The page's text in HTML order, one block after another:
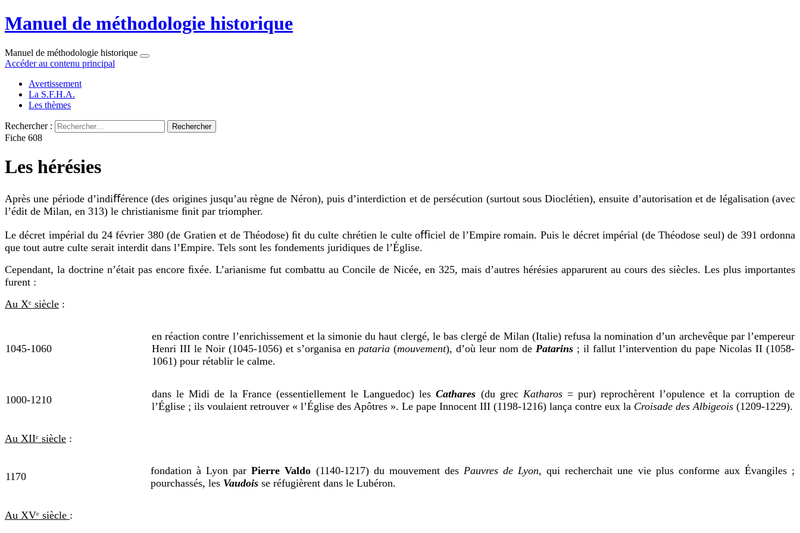
Manuel de méthodologie historique
Manuel de méthodologie historique
Accéder au contenu principal
Avertissement
La S.F.H.A.
Les thèmes
Rechercher :
Fiche 608
Les hérésies
Après une période d’indiﬀérence (des origines jusqu’au règne de Néron), puis d’interdiction et de persécution (surtout sous Dioclétien), ensuite d’autorisation et de légalisation (avec
l’édit de Milan, en 313) le christianisme ﬁnit par triompher.
Le décret impérial du 24 février 380 (de Gratien et de Théodose) ﬁt du culte chrétien le culte oﬃciel de l’Empire romain. Puis le décret impérial (de Théodose seul) de 391 ordonna
que tout autre culte serait interdit dans l’Empire. Tels sont les fondements juridiques de l’Église.
Cependant, la doctrine n’était pas encore ﬁxée. L’arianisme fut combattu au Concile de Nicée, en 325, mais d’autres hérésies apparurent au cours des siècles. Les plus importantes
furent :
Au Xᵉ siècle :
1045-1060
en réaction contre l’enrichissement et la simonie du haut clergé, le bas clergé de Milan (Italie) refusa la nomination d’un archevêque par l’empereur
Henri III le Noir (1045-1056) et s’organisa en pataria (mouvement), d’où leur nom de Patarins ; il fallut l’intervention du pape Nicolas II (1058-
1061) pour rétablir le calme.
1000-1210 dans le Midi de la France (essentiellement le Languedoc) lesCathares (du grec Katharos= pur) reprochèrent l’opulence et la corruption de
l’Église ; ils voulaient retrouver « l’Église des Apôtres ». Le pape Innocent III (1198-1216) lança contre eux la Croisade des Albigeois (1209-1229).
Au XIIᵉ siècle :
1170 fondation à Lyon parPierre Valdo (1140-1217) du mouvement des Pauvres de Lyon, qui recherchait une vie plus conforme aux Évangiles ;
pourchassés, les Vaudois se réfugièrent dans le Lubéron.
Au XVᵉ siècle :